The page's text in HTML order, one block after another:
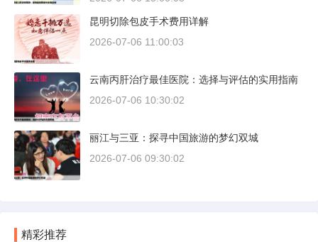
昆明切除包皮手术费用详解
2026-07-06 11:00:03
云南丙肝治疗最佳医院：选择与评估的实用指南
2026-07-06 10:30:02
丽江与三亚：探寻中国旅游的梦幻双城
2026-07-06 09:30:02
精彩推荐